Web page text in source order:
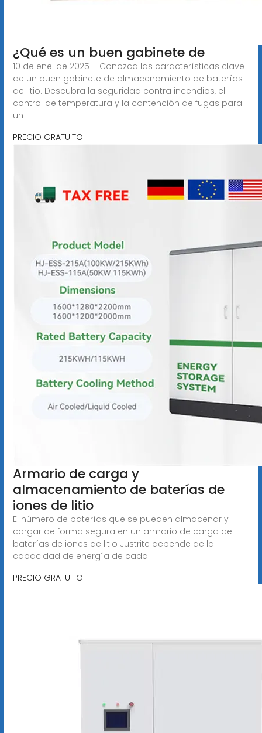
¿Qué es un buen gabinete de
10 de ene. de 2025 · Conozca las características clave
de un buen gabinete de almacenamiento de baterías
de litio. Descubra la seguridad contra incendios, el
control de temperatura y la contención de fugas para
un
PRECIO GRATUITO
Armario de carga y
almacenamiento de baterías de
iones de litio
El número de baterías que se pueden almacenar y
cargar de forma segura en un armario de carga de
baterías de iones de litio Justrite depende de la
capacidad de energía de cada
PRECIO GRATUITO